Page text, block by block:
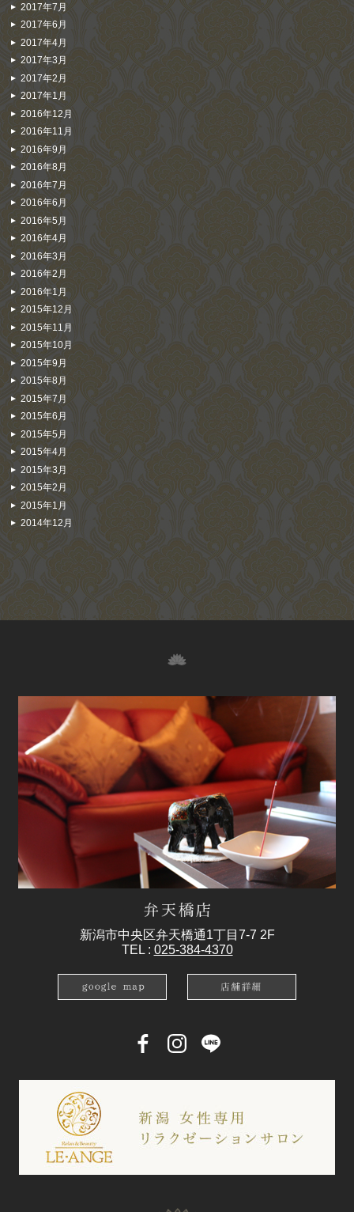
2017年7月
2017年6月
2017年4月
2017年3月
2017年2月
2017年1月
2016年12月
2016年11月
2016年9月
2016年8月
2016年7月
2016年6月
2016年5月
2016年4月
2016年3月
2016年2月
2016年1月
2015年12月
2015年11月
2015年10月
2015年9月
2015年8月
2015年7月
2015年6月
2015年5月
2015年4月
2015年3月
2015年2月
2015年1月
2014年12月
新潟市中央区弁天橋通1丁目7-7 2F
TEL : 025-384-4370